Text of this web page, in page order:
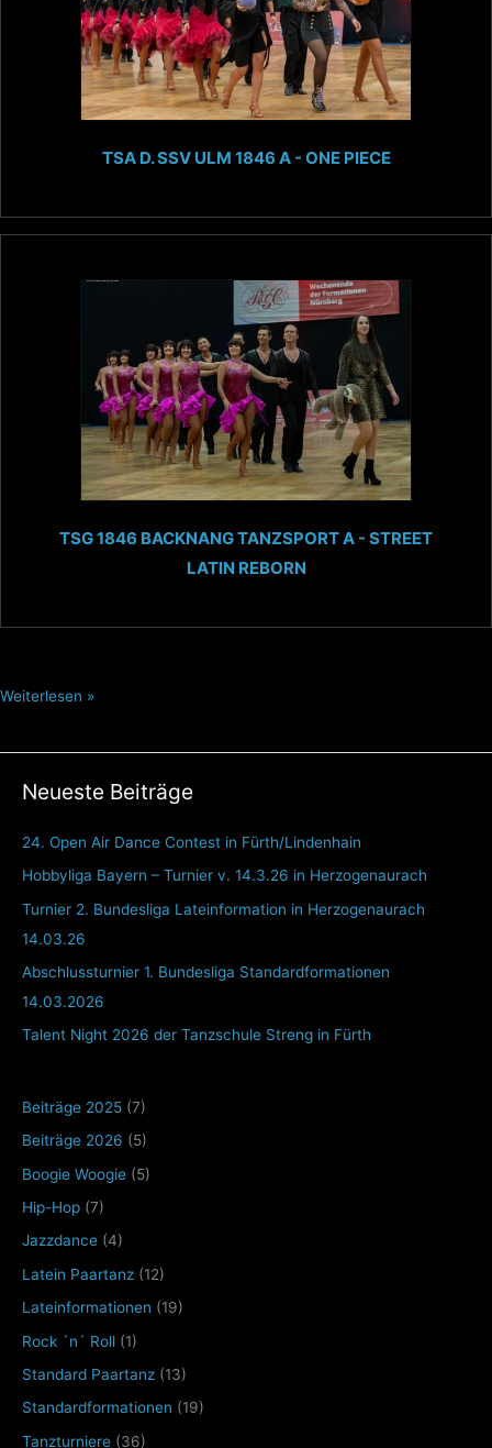
Neueste Beiträge
24. Open Air Dance Contest in Fürth/Lindenhain
Hobbyliga Bayern – Turnier v. 14.3.26 in Herzogenaurach
Turnier 2. Bundesliga Lateinformation in Herzogenaurach
14.03.26
Abschlussturnier 1. Bundesliga Standardformationen
14.03.2026
Talent Night 2026 der Tanzschule Streng in Fürth
Beiträge 2025 (7)
Beiträge 2026 (5)
Boogie Woogie (5)
Hip-Hop (7)
Jazzdance (4)
Latein Paartanz (12)
Lateinformationen (19)
Rock ´n´ Roll (1)
Standard Paartanz (13)
Standardformationen (19)
Tanzturniere (36)
TSA D. SSV ULM 1846 A - ONE PIECE
TSG 1846 BACKNANG TANZSPORT A - STREET
LATIN REBORN
Weiterlesen »